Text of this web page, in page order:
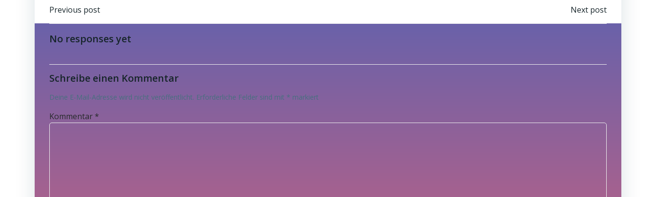
Post
navigation
Previous post Next post
No responses yet
Schreibe einen Kommentar
Deine E-Mail-Adresse wird nicht veröffentlicht. Erforderliche Felder sind mit * markiert
Kommentar *